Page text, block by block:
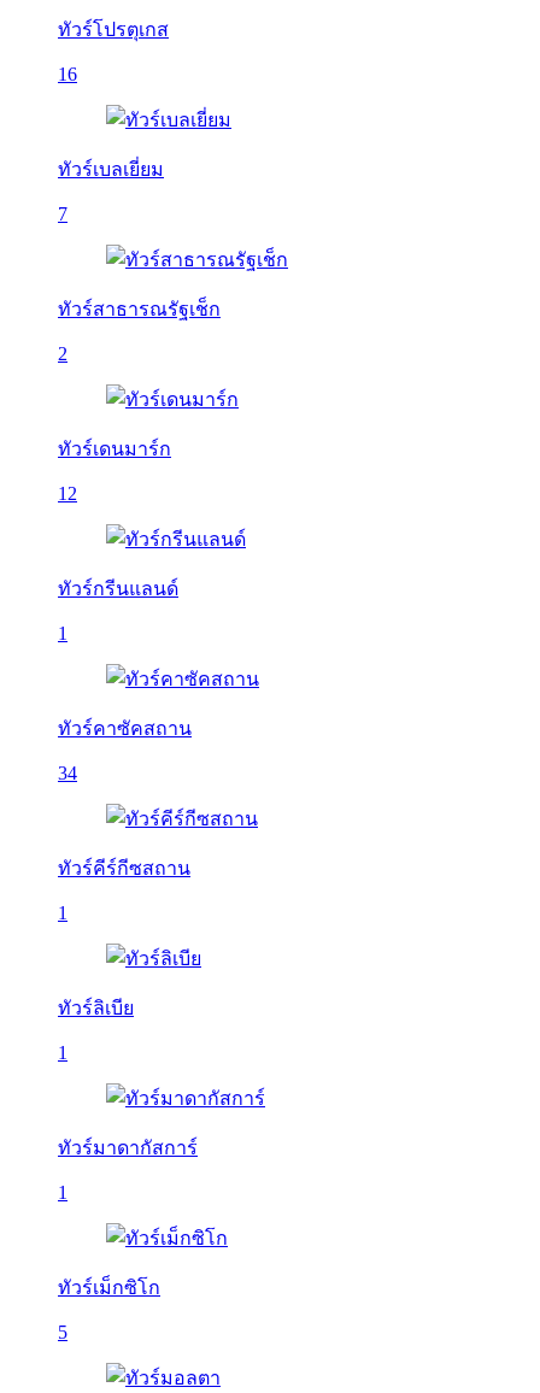
ทัวร์โปรตุเกส
16
ทัวร์เบลเยี่ยม
7
ทัวร์สาธารณรัฐเช็ก
2
ทัวร์เดนมาร์ก
12
ทัวร์กรีนแลนด์
1
ทัวร์คาซัคสถาน
34
ทัวร์คีร์กีซสถาน
1
ทัวร์ลิเบีย
1
ทัวร์มาดากัสการ์
1
ทัวร์เม็กซิโก
5